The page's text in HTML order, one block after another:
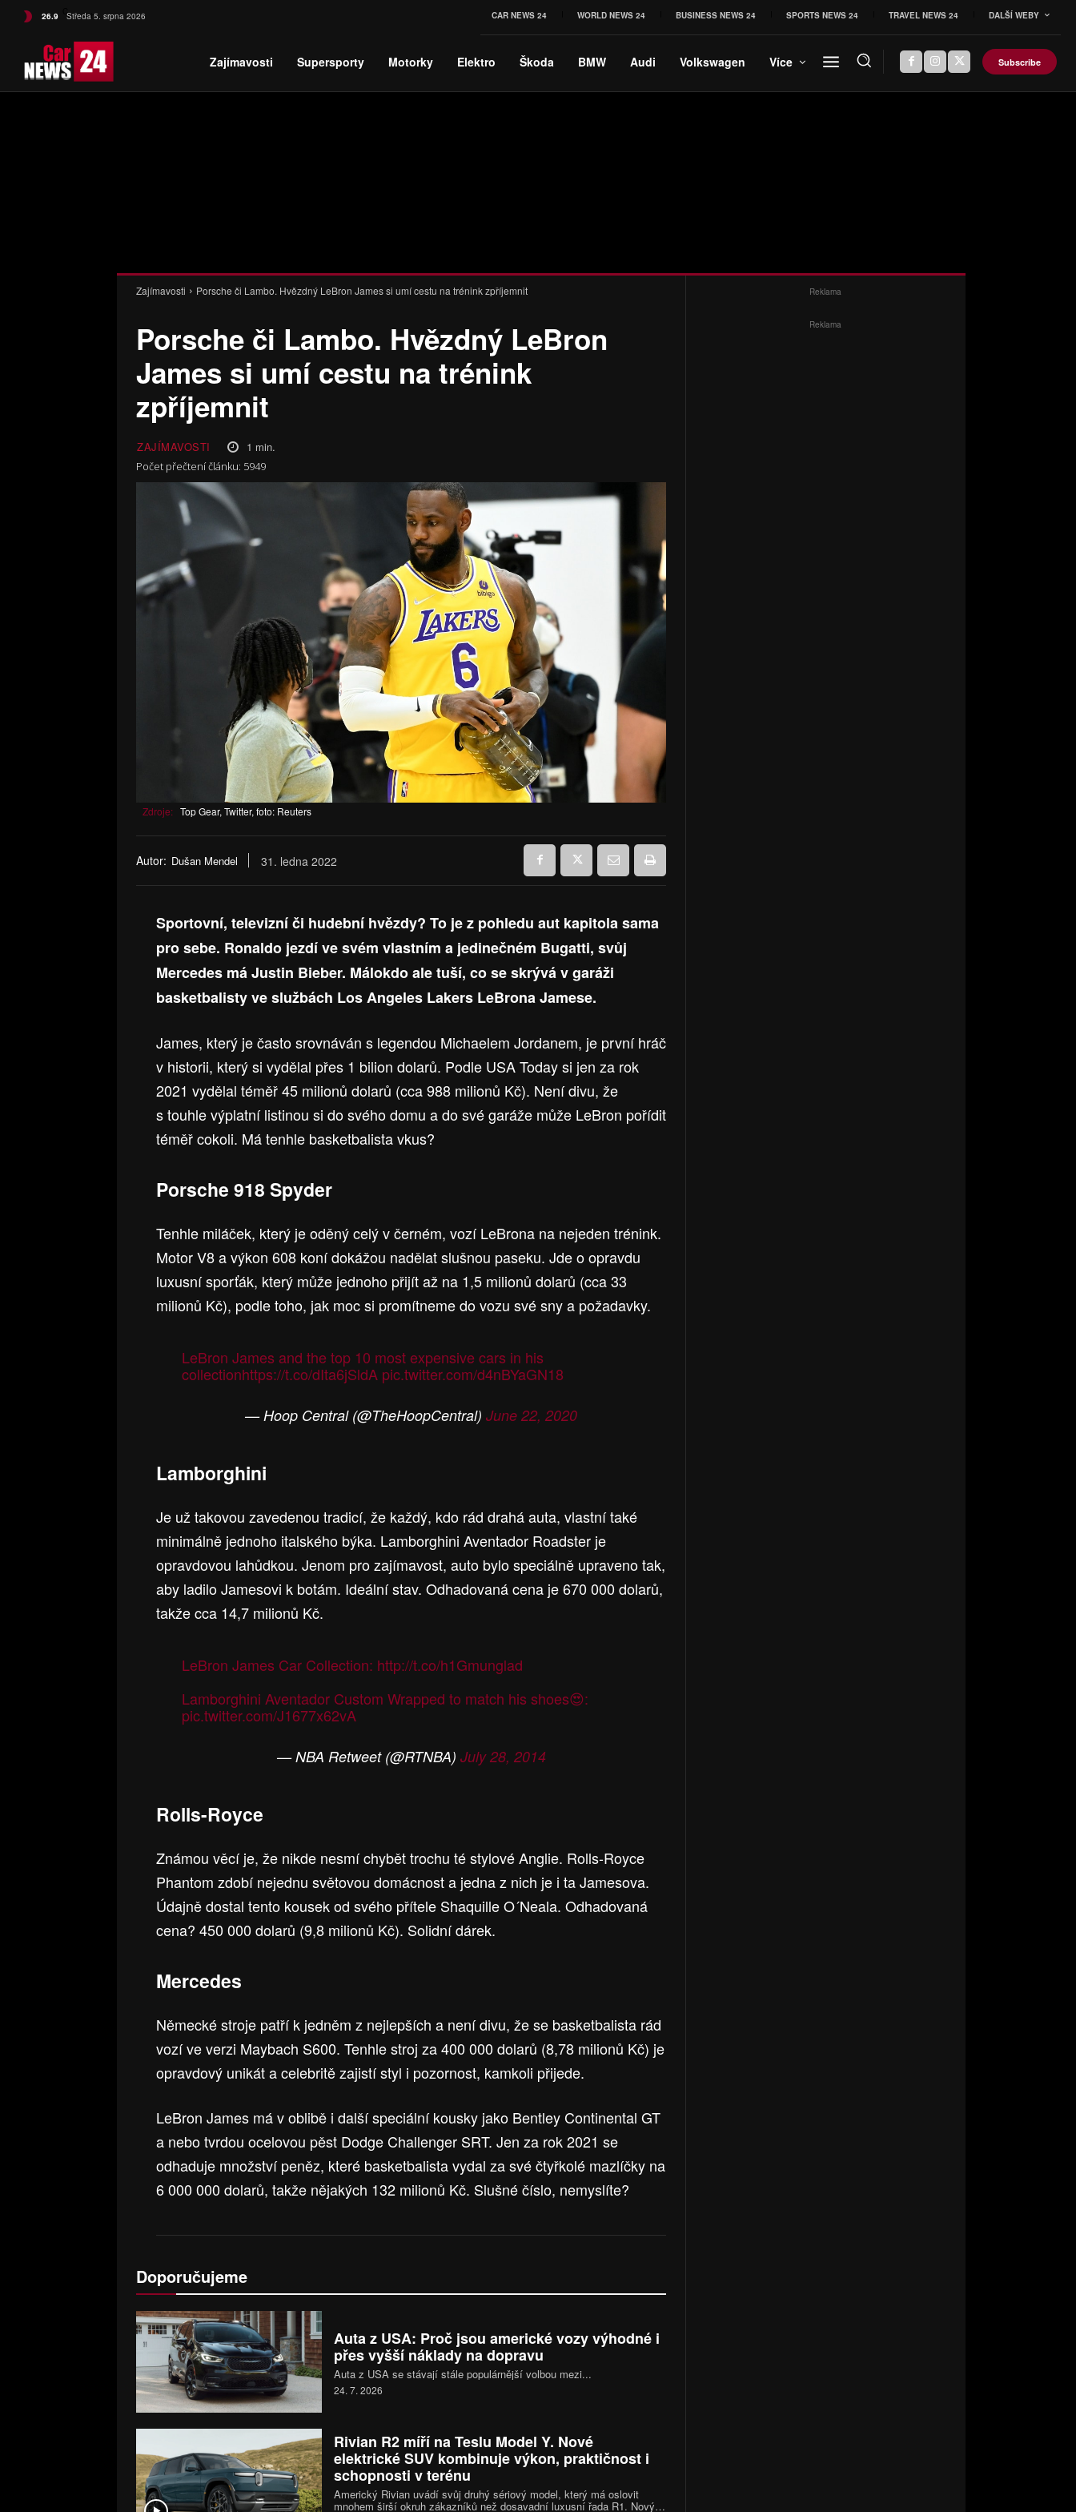
26.9 C Czech
Středa 5. srpna 2026 CAR NEWS 24 WORLD NEWS 24 BUSINESS NEWS 24 SPORTS NEWS 24 TRAVEL NEWS 24 DALŠÍ WEBY
Zajímavosti Supersporty Motorky Elektro Škoda BMW Audi Volkswagen Více Subscribe
Zajímavosti Porsche či Lambo. Hvězdný LeBron James si umí cestu na trénink zpříjemnit
Porsche či Lambo. Hvězdný LeBron
James si umí cestu na trénink
zpříjemnit
ZAJÍMAVOSTI 1 min.
Počet přečtení článku: 5949
Zdroje: Top Gear, Twitter, foto: Reuters
Autor: Dušan Mendel 31. ledna 2022
Sportovní, televizní či hudební hvězdy? To je z pohledu aut kapitola sama
pro sebe. Ronaldo jezdí ve svém vlastním a jedinečném Bugatti, svůj
Mercedes má Justin Bieber. Málokdo ale tuší, co se skrývá v garáži
basketbalisty ve službách Los Angeles Lakers LeBrona Jamese.
James, který je často srovnáván s legendou Michaelem Jordanem, je první hráč
v historii, který si vydělal přes 1 bilion dolarů. Podle USA Today si jen za rok
2021 vydělal téměř 45 milionů dolarů (cca 988 milionů Kč). Není divu, že
s touhle výplatní listinou si do svého domu a do své garáže může LeBron pořídit
téměř cokoli. Má tenhle basketbalista vkus?
Porsche 918 Spyder
Tenhle miláček, který je oděný celý v černém, vozí LeBrona na nejeden trénink.
Motor V8 a výkon 608 koní dokážou nadělat slušnou paseku. Jde o opravdu
luxusní sporťák, který může jednoho přijít až na 1,5 milionů dolarů (cca 33
milionů Kč), podle toho, jak moc si promítneme do vozu své sny a požadavky.
LeBron James and the top 10 most expensive cars in his
collectionhttps://t.co/dIta6jSldA pic.twitter.com/d4nBYaGN18
— Hoop Central (@TheHoopCentral)June 22, 2020
Lamborghini
Je už takovou zavedenou tradicí, že každý, kdo rád drahá auta, vlastní také
minimálně jednoho italského býka. Lamborghini Aventador Roadster je
opravdovou lahůdkou. Jenom pro zajímavost, auto bylo speciálně upraveno tak,
aby ladilo Jamesovi k botám. Ideální stav. Odhadovaná cena je 670 000 dolarů,
takže cca 14,7 milionů Kč.
LeBron James Car Collection: http://t.co/h1Gmunglad
Lamborghini Aventador Custom Wrapped to match his shoes😍:
pic.twitter.com/J1677x62vA
— NBA Retweet (@RTNBA) July 28, 2014
Rolls-Royce
Známou věcí je, že nikde nesmí chybět trochu té stylové Anglie. Rolls-Royce
Phantom zdobí nejednu světovou domácnost a jedna z nich je i ta Jamesova.
Údajně dostal tento kousek od svého přítele Shaquille O´Neala. Odhadovaná
cena? 450 000 dolarů (9,8 milionů Kč). Solidní dárek.
Mercedes
Německé stroje patří k jedněm z nejlepších a není divu, že se basketbalista rád
vozí ve verzi Maybach S600. Tenhle stroj za 400 000 dolarů (8,78 milionů Kč) je
opravdový unikát a celebritě zajistí styl i pozornost, kamkoli přijede.
LeBron James má v oblibě i další speciální kousky jako Bentley Continental GT
a nebo tvrdou ocelovou pěst Dodge Challenger SRT. Jen za rok 2021 se
odhaduje množství peněz, které basketbalista vydal za své čtyřkolé mazlíčky na
6 000 000 dolarů, takže nějakých 132 milionů Kč. Slušné číslo, nemyslíte?
Doporučujeme
Auta z USA: Proč jsou americké vozy výhodné i
přes vyšší náklady na dopravu
Auta z USA se stávají stále populárnější volbou mezi...
24. 7. 2026
Rivian R2 míří na Teslu Model Y. Nové
elektrické SUV kombinuje výkon, praktičnost i
schopnosti v terénu
Americký Rivian uvádí svůj druhý sériový model, který má oslovit
mnohem širší okruh zákazníků než dosavadní luxusní řada R1. Nový
Reklama
Reklama